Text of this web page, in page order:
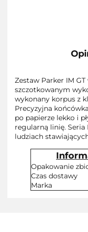
Zestaw Parker IM
szczotkowanym
wykonany korpus z
Precyzyjna
po papierze lekko i
regularną linię. Seria
ludziach
Opakowanie
Czas dostawy
Marka